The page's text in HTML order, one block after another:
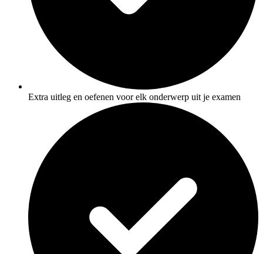
Extra uitleg en oefenen voor elk onderwerp uit je examen